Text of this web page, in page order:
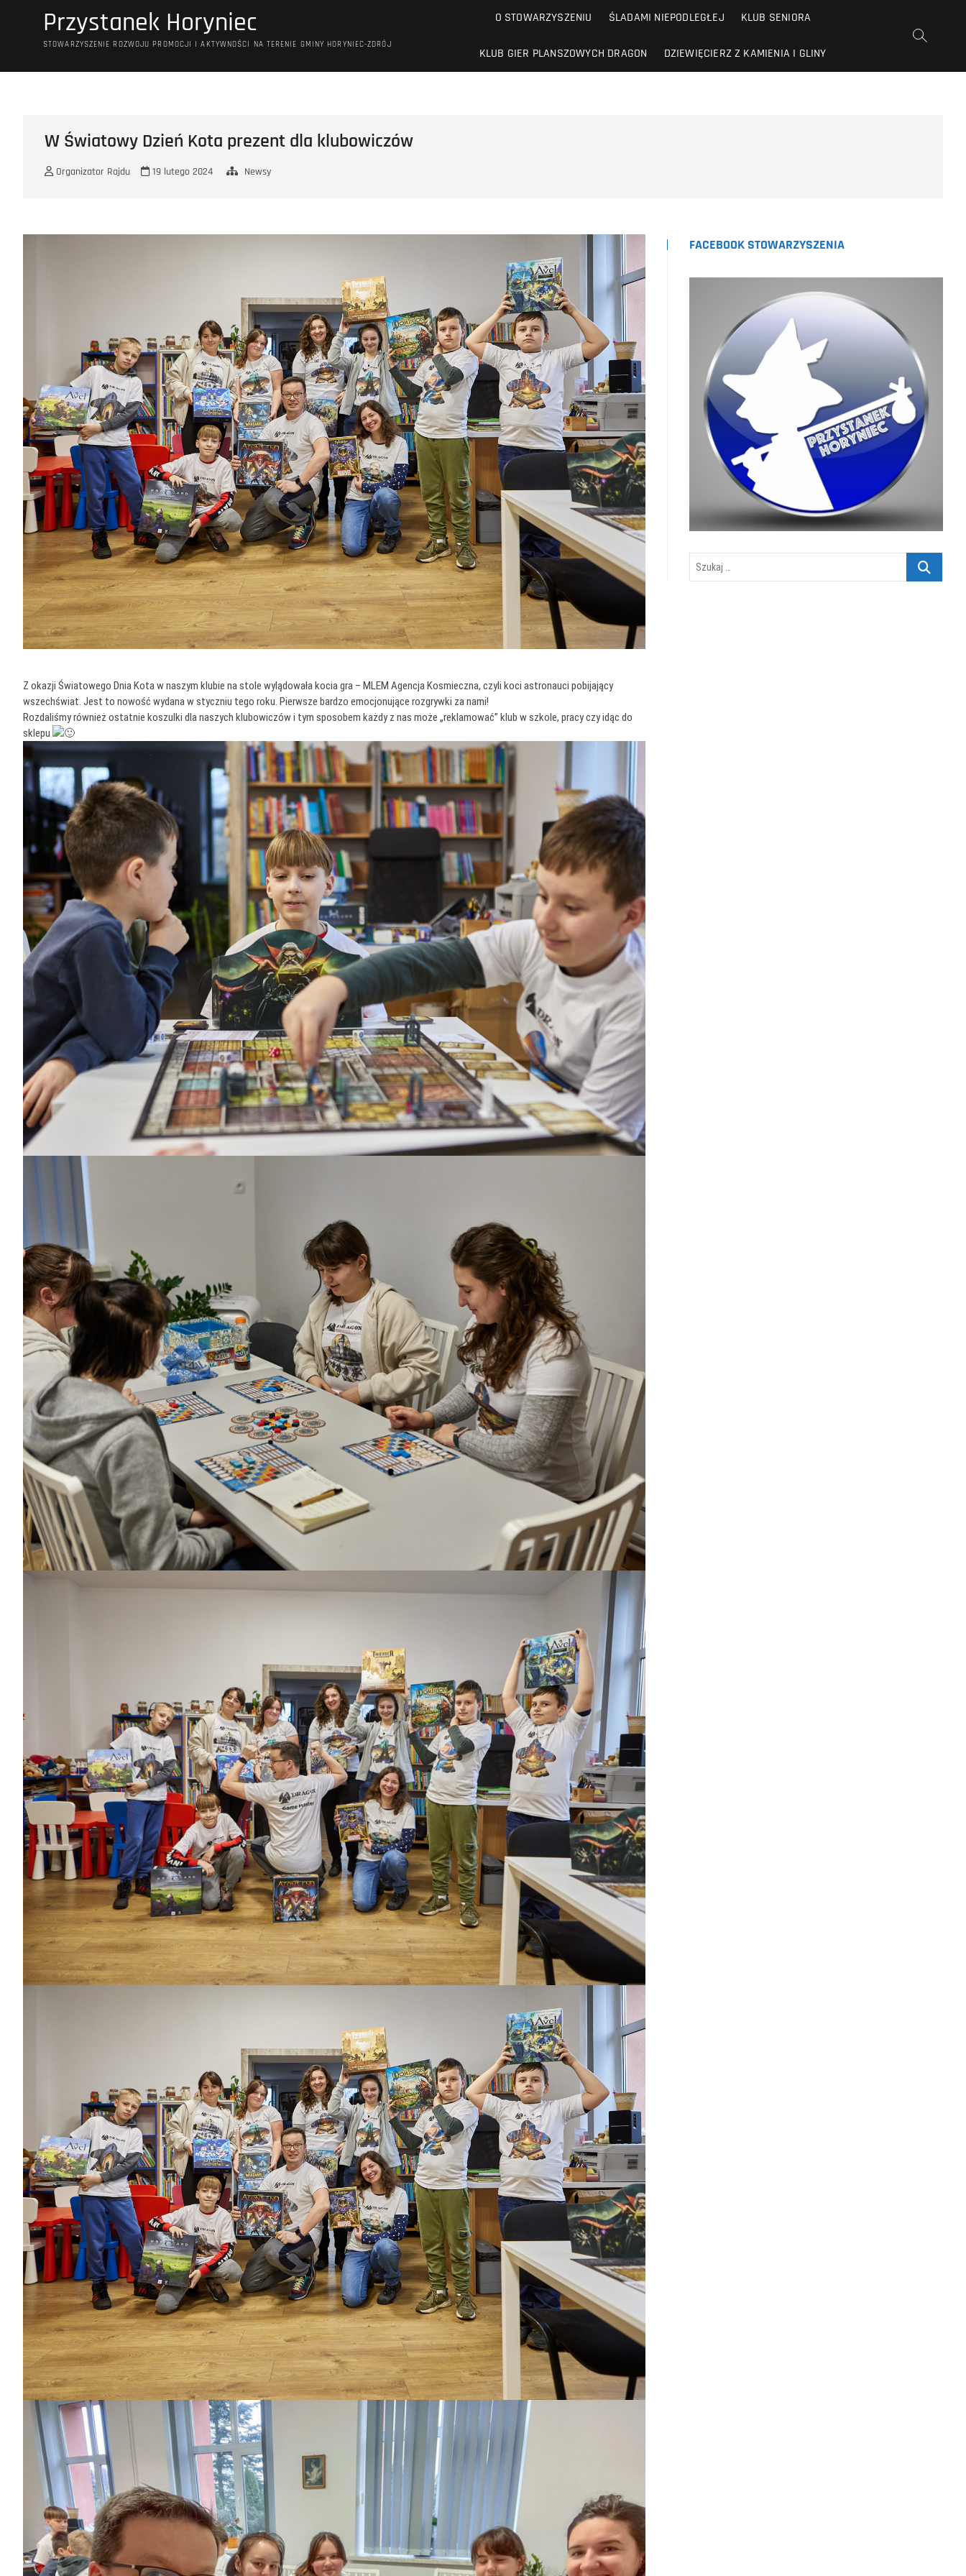
Przystanek Horyniec
STOWARZYSZENIE ROZWOJU PROMOCJI I AKTYWNOŚCI NA TERENIE GMINY HORYNIEC-ZDRÓJ
O STOWARZYSZENIU ŚLADAMI NIEPODLEGŁEJ KLUB SENIORA
KLUB GIER PLANSZOWYCH DRAGON DZIEWIĘCIERZ Z KAMIENIA I GLINY
W Światowy Dzień Kota prezent dla klubowiczów
Organizator Rajdu 19 lutego 2024 Newsy
Z okazji Światowego Dnia Kota w naszym klubie na stole wylądowała kocia gra – MLEM Agencja Kosmieczna, czyli koci astronauci pobijający
wszechświat. Jest to nowość wydana w styczniu tego roku. Pierwsze bardzo emocjonujące rozgrywki za nami!
Rozdaliśmy również ostatnie koszulki dla naszych klubowiczów i tym sposobem każdy z nas może „reklamować” klub w szkole, pracy czy idąc do
sklepu
FACEBOOK STOWARZYSZENIA
Szukaj